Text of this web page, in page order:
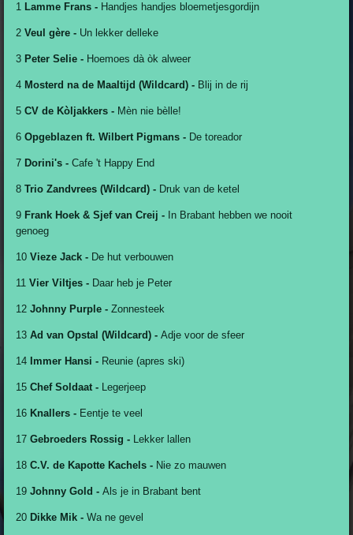
1 Lamme Frans - Handjes handjes bloemetjesgordijn
2 Veul gère - Un lekker delleke
3 Peter Selie - Hoemoes dà òk alweer
4 Mosterd na de Maaltijd (Wildcard) - Blij in de rij
5 CV de Kòljakkers - Mèn nie bèlle!
6 Opgeblazen ft. Wilbert Pigmans - De toreador
7 Dorini's - Cafe 't Happy End
8 Trio Zandvrees (Wildcard) - Druk van de ketel
9 Frank Hoek & Sjef van Creij - In Brabant hebben we nooit
genoeg
10 Vieze Jack - De hut verbouwen
11 Vier Viltjes - Daar heb je Peter
12 Johnny Purple - Zonnesteek
13 Ad van Opstal (Wildcard) - Adje voor de sfeer
14 Immer Hansi - Reunie (apres ski)
15 Chef Soldaat - Legerjeep
16 Knallers - Eentje te veel
17 Gebroeders Rossig - Lekker lallen
18 C.V. de Kapotte Kachels - Nie zo mauwen
19 Johnny Gold - Als je in Brabant bent
20 Dikke Mik - Wa ne gevel